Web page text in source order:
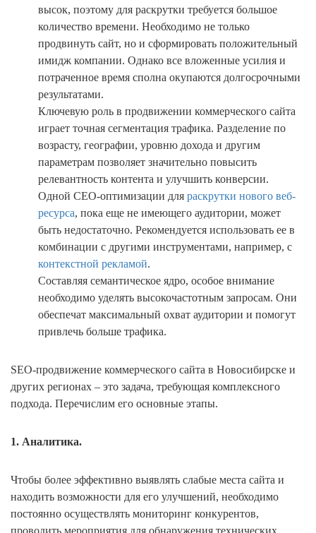
высок, поэтому для раскрутки требуется большое
количество времени. Необходимо не только
продвинуть сайт, но и сформировать положительный
имидж компании. Однако все вложенные усилия и
потраченное время сполна окупаются долгосрочными
результатами.
Ключевую роль в продвижении коммерческого сайта
играет точная сегментация трафика. Разделение по
возрасту, географии, уровню дохода и другим
параметрам позволяет значительно повысить
релевантность контента и улучшить конверсии.
Одной СЕО-оптимизации для раскрутки нового веб-
ресурса, пока еще не имеющего аудитории, может
быть недостаточно. Рекомендуется использовать ее в
комбинации с другими инструментами, например, с
контекстной рекламой.
Составляя семантическое ядро, особое внимание
необходимо уделять высокочастотным запросам. Они
обеспечат максимальный охват аудитории и помогут
привлечь больше трафика.
SEO-продвижение коммерческого сайта в Новосибирске и
других регионах – это задача, требующая комплексного
подхода. Перечислим его основные этапы.
1. Аналитика.
Чтобы более эффективно выявлять слабые места сайта и
находить возможности для его улучшений, необходимо
постоянно осуществлять мониторинг конкурентов,